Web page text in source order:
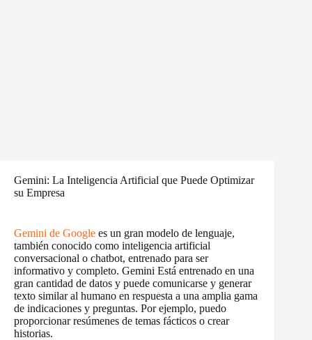
Gemini: La Inteligencia Artificial que Puede Optimizar
su Empresa
Gemini de Google es un gran modelo de lenguaje,
también conocido como inteligencia artificial
conversacional o chatbot, entrenado para ser
informativo y completo. Gemini Está entrenado en una
gran cantidad de datos y puede comunicarse y generar
texto similar al humano en respuesta a una amplia gama
de indicaciones y preguntas. Por ejemplo, puedo
proporcionar resúmenes de temas fácticos o crear
historias.